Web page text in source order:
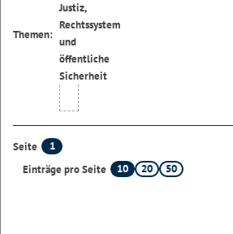
Themen:
Seite
1
Einträge pro Seite
10 20 50